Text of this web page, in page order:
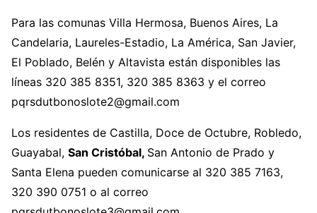
Para las comunas Villa Hermosa, Buenos Aires, La
Candelaria, Laureles-Estadio, La América, San Javier,
El Poblado, Belén y Altavista están disponibles las
líneas 320 385 8351, 320 385 8363 y el correo
pqrsdutbonoslote2@gmail.com
Los residentes de Castilla, Doce de Octubre, Robledo,
Guayabal, San Cristóbal, San Antonio de Prado y
Santa Elena pueden comunicarse al 320 385 7163,
320 390 0751 o al correo